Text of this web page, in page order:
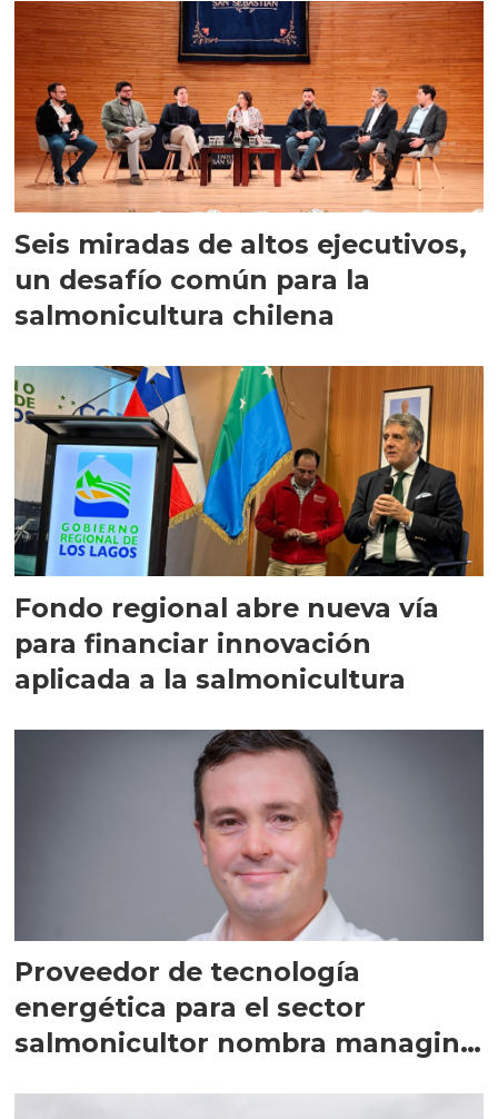
Seis miradas de altos ejecutivos,
un desafío común para la
salmonicultura chilena
Fondo regional abre nueva vía
para financiar innovación
aplicada a la salmonicultura
Proveedor de tecnología
energética para el sector
salmonicultor nombra managing